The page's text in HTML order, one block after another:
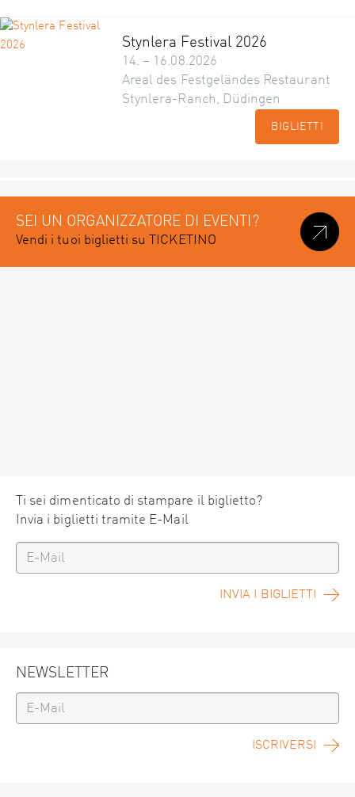
Stynlera Festival 2026
14. – 16.08.2026
Areal des Festgeländes Restaurant
Stynlera-Ranch, Düdingen
BIGLIETTI
SEI UN ORGANIZZATORE DI EVENTI?
Vendi i tuoi biglietti su TICKETINO
Ti sei dimenticato di stampare il biglietto?
Invia i biglietti tramite E-Mail
INVIA I BIGLIETTI
NEWSLETTER
ISCRIVERSI